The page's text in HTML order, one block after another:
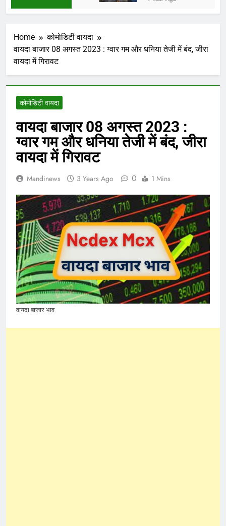
Home
कोमोडिटी वायदा
वायदा बाजार 08 अगस्त 2023 : ग्वार गम और धनिया तेजी में बंद, जीरा
वायदा में गिरावट
कोमोडिटी वायदा
वायदा बाजार 08 अगस्त 2023 :
ग्वार गम और धनिया तेजी में बंद, जीरा
वायदा में गिरावट
Mandinews 3 Years Ago 0 1 Mins
वायदा बाजार भाव